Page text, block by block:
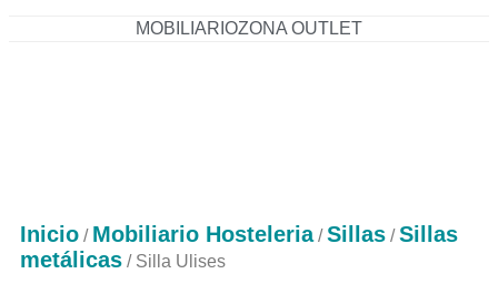
MOBILIARIOZONA OUTLET
Inicio / Mobiliario Hosteleria/Sillas /Sillas
metálicas / Silla Ulises